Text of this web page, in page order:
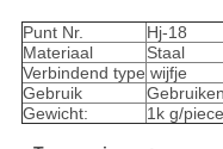
Punt Nr.
Hj-18
Materiaal
Staal
Verbindend type wijfje
Gebruik
Gewicht:
1k g/piece